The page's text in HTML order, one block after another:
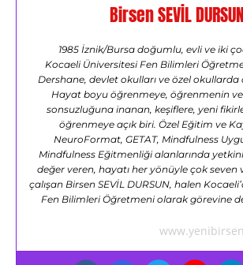
Birsen SEVİL
1985 İznik/Bursa doğumlu, evli ve iki
Kocaeli Üniversitesi Fen Bilimleri
Dershane, devlet okulları ve özel okullarda
Hayat boyu öğrenmeye, öğrenmenin
sonsuzluğuna inanan, keşiflere, yeni
öğrenmeye açık biri. Özel Eğitim ve
NeuroFormat, GETAT, Mindfulness
Mindfulness Eğitmenliği alanlarında
değer veren, hayatı her yönüyle çok seven
çalışan Birsen SEVİL DURSUN, halen
Fen Bilimleri Öğretmeni olarak görevine